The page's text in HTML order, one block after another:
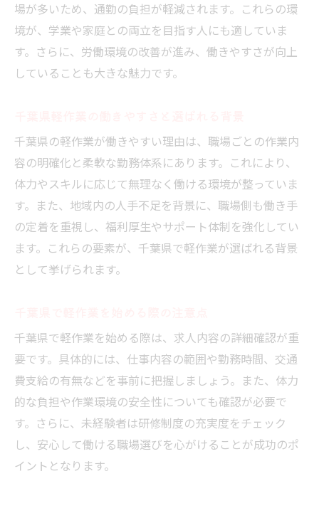
資格取得で時給アップする千葉県軽作業の
実態
繁忙期の千葉県軽作業が稼げる理由を解説
千葉県軽作業の働き方別収入の違い
仕事内容から見る千葉県の軽作業の範囲
千葉県軽作業の仕事内容と主な作業内容
梱包や仕分けなど千葉県軽作業の種類
千葉県軽作業バイトの一日の流れを紹介
千葉県軽作業で求められるスキルや資格
千葉県軽作業の範囲と対象となる業務
千葉県軽作業の仕事内容選びのポイント
軽作業バイトの千葉県での大変な場面とは
千葉県軽作業の体験談から見る仕事のきつ
さ
千葉県軽作業でストレスを減らす工夫
千葉県軽作業の働き方で無理なく続ける秘
訣
場が多いため、通勤の負担が軽減されます。これらの環
境が、学業や家庭との両立を目指す人にも適していま
す。さらに、労働環境の改善が進み、働きやすさが向上
していることも大きな魅力です。
千葉県の軽作業が働きやすい理由は、職場ごとの作業内
容の明確化と柔軟な勤務体系にあります。これにより、
体力やスキルに応じて無理なく働ける環境が整っていま
す。また、地域内の人手不足を背景に、職場側も働き手
の定着を重視し、福利厚生やサポート体制を強化してい
ます。これらの要素が、千葉県で軽作業が選ばれる背景
として挙げられます。
千葉県で軽作業を始める際は、求人内容の詳細確認が重
要です。具体的には、仕事内容の範囲や勤務時間、交通
費支給の有無などを事前に把握しましょう。また、体力
的な負担や作業環境の安全性についても確認が必要で
す。さらに、未経験者は研修制度の充実度をチェック
し、安心して働ける職場選びを心がけることが成功のポ
イントとなります。